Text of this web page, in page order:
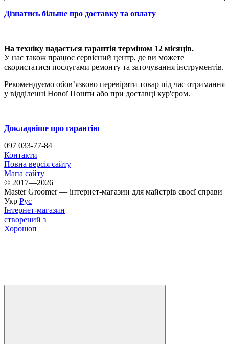
Дізнатись більше про доставку та оплату
На техніку надається гарантія терміном 12 місяців.
У нас також працює сервісний центр, де ви можете
скористатися послугами ремонту та заточування інструментів.
Рекомендуємо обов’язково перевіряти товар під час отримання
у відділенні Нової Пошти або при доставці кур'єром.
Докладніше про гарантію
097 033-77-84
Контакти
Повна версія сайту
Мапа сайту
© 2017—2026
Master Groomer — інтернет-магазин для майстрів своєї справи
Укр Рус
Інтернет-магазин
створений з
Хорошоп